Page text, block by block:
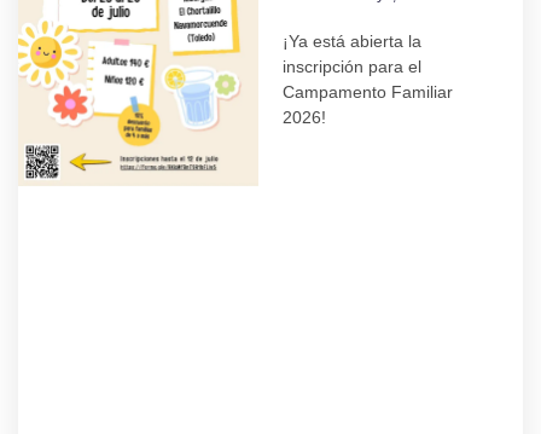
¡Ya está abierta la
inscripción para el
Campamento Familiar
2026!